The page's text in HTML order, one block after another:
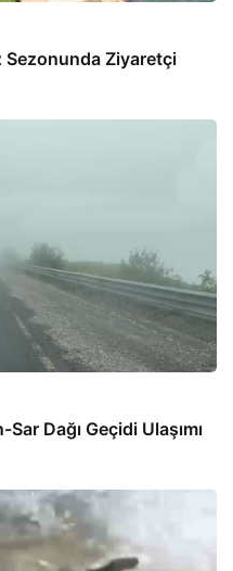
Sezonunda Ziyaretçi
Dağı Geçidi Ulaşımı